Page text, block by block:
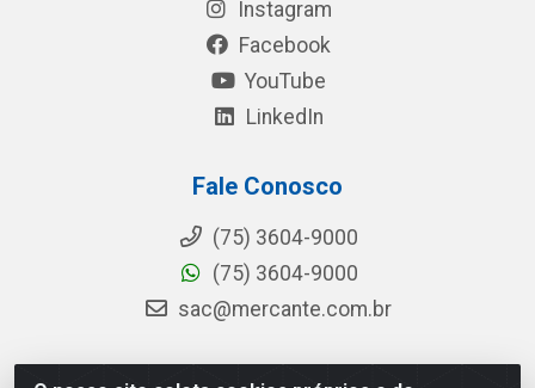
Instagram
Facebook
YouTube
LinkedIn
Fale Conosco
(75) 3604-9000
(75) 3604-9000
sac@mercante.com.br